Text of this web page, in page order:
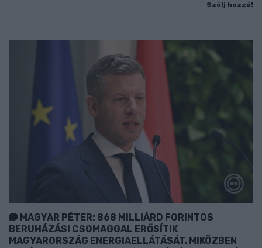
Szólj hozzá!
MAGYAR PÉTER: 868 MILLIÁRD FORINTOS
BERUHÁZÁSI CSOMAGGAL ERŐSÍTIK
MAGYARORSZÁG ENERGIAELLÁTÁSÁT, MIKÖZBEN